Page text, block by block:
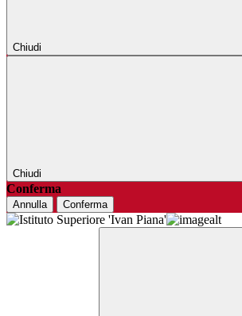
Chiudi
Chiudi
Conferma
Annulla Conferma